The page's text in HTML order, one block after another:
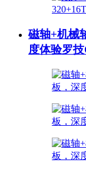
磁轴+机械
度体验罗